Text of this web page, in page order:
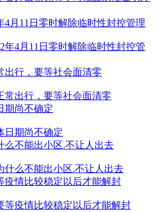
4月11日零时解除临时性封控管理
出行，要等社会面清零
期尚不确定
么不能出小区.不让人出去
疫情比较稳定以后才能解封